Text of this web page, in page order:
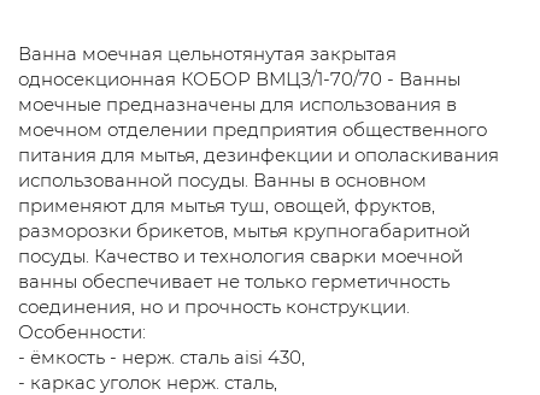
Ванна моечная цельнотянутая закрытая
односекционная КОБОР ВМЦЗ/1-70/70 - Ванны
моечные предназначены для использования в
моечном отделении предприятия общественного
питания для мытья, дезинфекции и ополаскивания
использованной посуды. Ванны в основном
применяют для мытья туш, овощей, фруктов,
разморозки брикетов, мытья крупногабаритной
посуды. Качество и технология сварки моечной
ванны обеспечивает не только герметичность
соединения, но и прочность конструкции.
Особенности:
- ёмкость - нерж. сталь aisi 430,
- каркас уголок нерж. сталь,